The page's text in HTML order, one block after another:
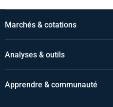
Marchés & cotations
Analyses & outils
Apprendre & communauté